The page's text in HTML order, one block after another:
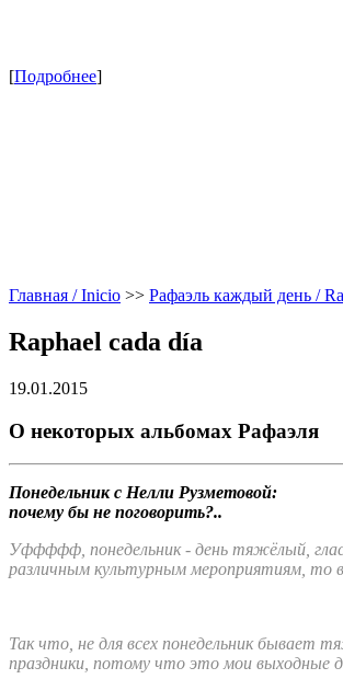
[Подробнее]
Главная / Inicio >> Рафаэль каждый день /
Raphael cada día
19.01.2015
О некоторых альбомах Рафаэля
Понедельник с Нелли Рузметовой:
почему бы не поговорить?..
Уффффф, понедельник - день тяжёлый,
различным культурным мероприятиям, то
Так что, не для всех понедельник бывает
праздники, потому что это мои выходные